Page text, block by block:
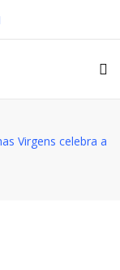
Virgens celebra a